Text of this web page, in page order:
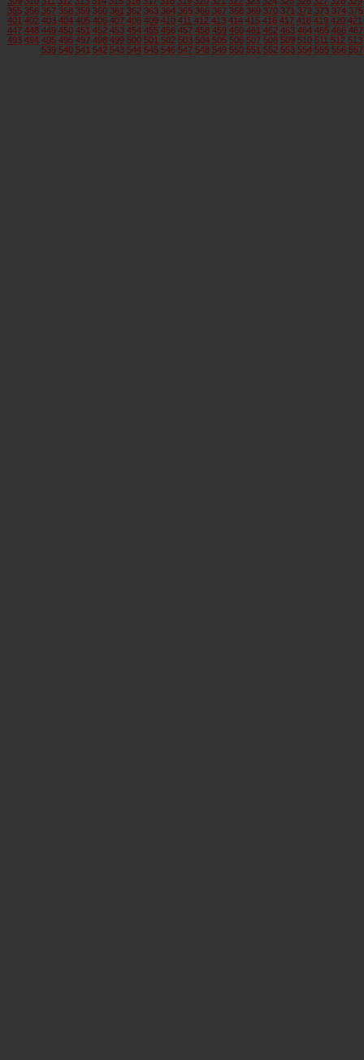
355 356 357 358 359 360 361 362 363 364 365 366 367 368 369 370 371 372 373 374 375
401 402 403 404 405 406 407 408 409 410 411 412 413 414 415 416 417 418 419 420 421
447 448 449 450 451 452 453 454 455 456 457 458 459 460 461 462 463 464 465 466 467
493 494 495 496 497 498 499 500 501 502 503 504 505 506 507 508 509 510 511 512 513
539 540 541 542 543 544 545 546 547 548 549 550 551 552 553 554 555 556 557